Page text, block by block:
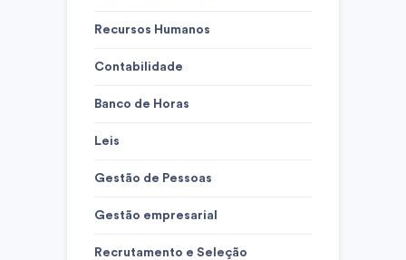
Recursos Humanos
Contabilidade
Banco de Horas
Leis
Gestão de Pessoas
Gestão empresarial
Recrutamento e Seleção